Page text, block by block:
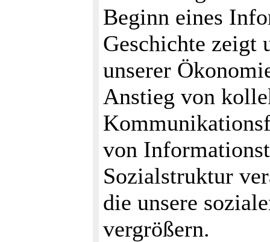
Beginn eines
Geschichte zeigt
unserer
Anstieg von
von
Sozialstruktur
die unsere
vergrößern.